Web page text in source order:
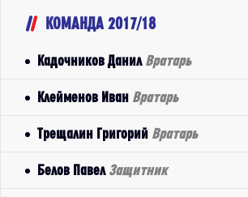
КОМАНДА 2017/18
Кадочников Данил Вратарь
Клейменов Иван Вратарь
Трещалин Григорий Вратарь
Белов Павел Защитник